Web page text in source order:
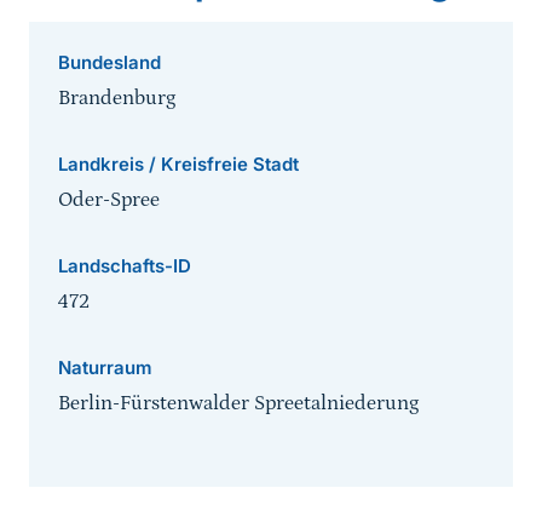
Bundesland
Brandenburg
Landkreis / Kreisfreie Stadt
Oder-Spree
Landschafts-ID
472
Naturraum
Berlin-Fürstenwalder Spreetalniederung